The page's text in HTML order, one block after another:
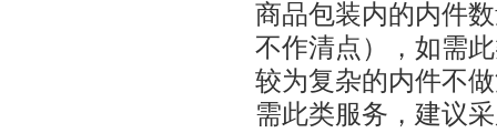
商品包装内的内件
不作清点），如需
较为复杂的内件不
需此类服务，建议